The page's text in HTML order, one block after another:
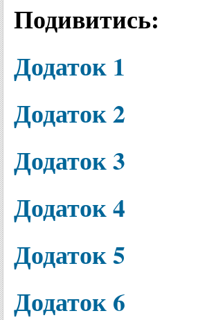
Подивитись:
Додаток 1
Додаток 2
Додаток 3
Додаток 4
Додаток 5
Додаток 6